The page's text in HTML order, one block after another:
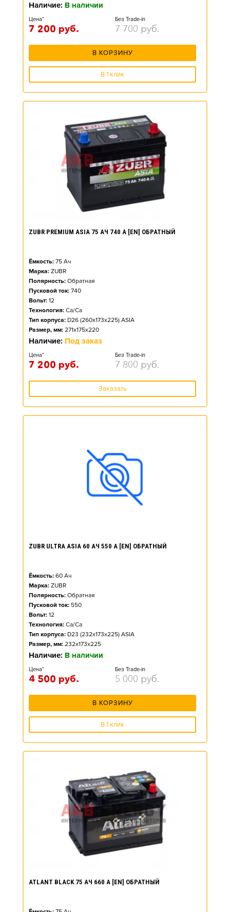
Наличие: В наличии
Цена*
7 200 руб.
Без Trade-in
7 700 руб.
В КОРЗИНУ
В 1 клик
ZUBR PREMIUM ASIA 75 АЧ 740 А [EN] ОБРАТНЫЙ
Ёмкость: 75 Ач
Марка: ZUBR
Полярность: Обратная
Пусковой ток: 740
Вольт: 12
Технология: Ca/Ca
Тип корпуса: D26 (260x173x225) ASIA
Размер, мм: 271x175x220
Наличие: Под заказ
Цена*
7 200 руб.
Без Trade-in
7 800 руб.
Заказать
ZUBR ULTRA ASIA 60 АЧ 550 А [EN] ОБРАТНЫЙ
Ёмкость: 60 Ач
Марка: ZUBR
Полярность: Обратная
Пусковой ток: 550
Вольт: 12
Технология: Ca/Ca
Тип корпуса: D23 (232x173x225) ASIA
Размер, мм: 232x173x225
Наличие: В наличии
Цена*
4 500 руб.
Без Trade-in
5 000 руб.
В КОРЗИНУ
В 1 клик
ATLANT BLACK 75 АЧ 660 А [EN] ОБРАТНЫЙ